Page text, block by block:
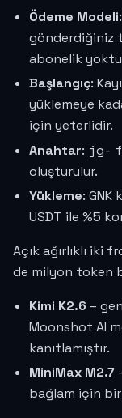
Ödeme Modeli
gönderdiğiniz
abonelik
Başlangıç:
yüklemeye
için yeterlidir.
Anahtar: jg-
oluşturulur.
Yükleme:
USDT ile %5
Açık ağırlıklı iki
de milyon token
Kimi K2.6 –
Moonshot AI
kanıtlamıştır.
MiniMax M2.7
bağlam için